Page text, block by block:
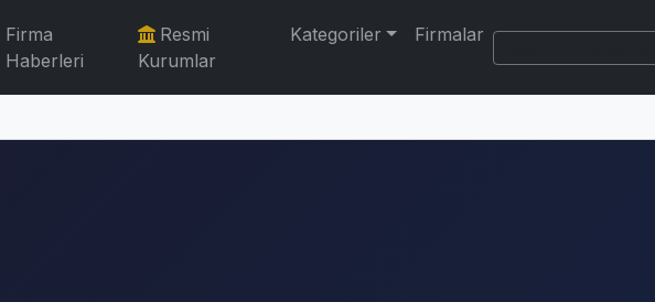
Firma
Haberleri
Resmi
Kurumlar
Kategoriler Firmalar